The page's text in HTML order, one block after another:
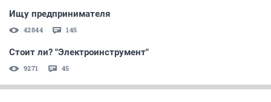
Ищу предпринимателя
42844 145
Стоит ли? "Электроинструмент"
9271 45